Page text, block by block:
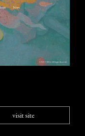
visit site